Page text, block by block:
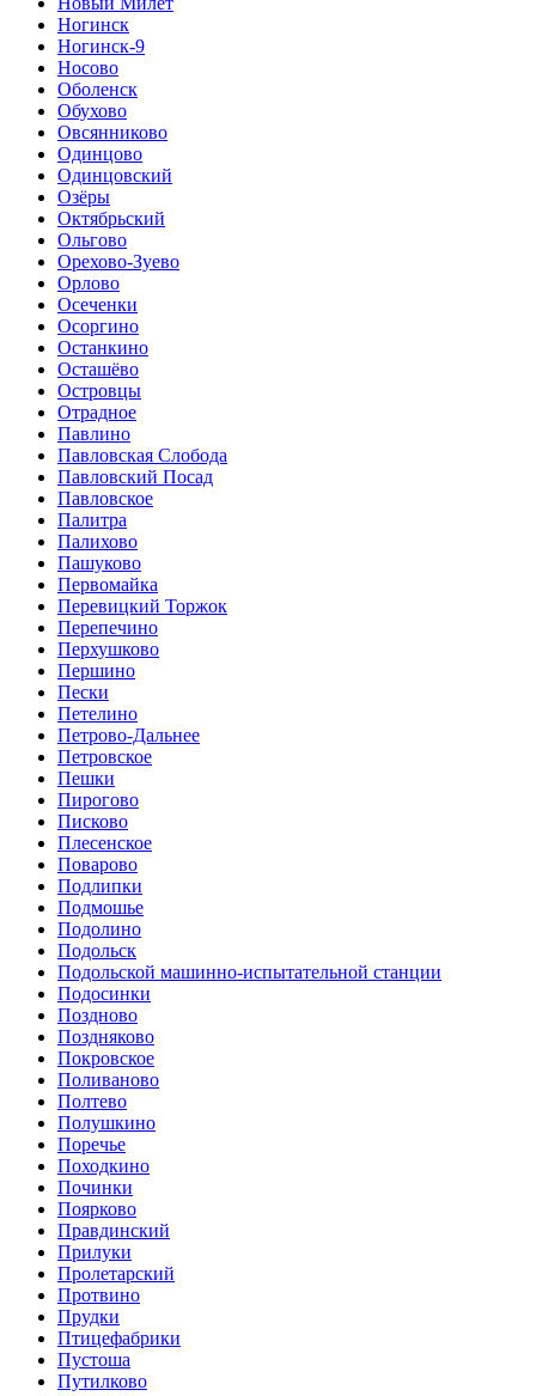
Ногинск
Ногинск-9
Носово
Оболенск
Обухово
Овсянниково
Одинцово
Одинцовский
Озёры
Октябрьский
Ольгово
Орехово-Зуево
Орлово
Осеченки
Осоргино
Останкино
Осташёво
Островцы
Отрадное
Павлино
Павловская Слобода
Павловский Посад
Павловское
Палитра
Палихово
Пашуково
Первомайка
Перевицкий Торжок
Перепечино
Перхушково
Першино
Пески
Петелино
Петрово-Дальнее
Петровское
Пешки
Пирогово
Писково
Плесенское
Поварово
Подлипки
Подмошье
Подолино
Подольск
Подольской машинно-испытательной станции
Подосинки
Поздново
Поздняково
Покровское
Поливаново
Полтево
Полушкино
Поречье
Походкино
Починки
Поярково
Правдинский
Прилуки
Пролетарский
Протвино
Прудки
Птицефабрики
Пустоша
Путилково